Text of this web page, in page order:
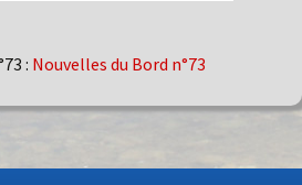
: Nouvelles du Bord n°73